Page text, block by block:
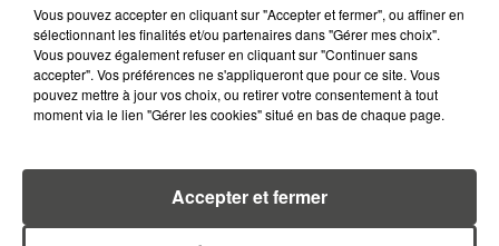
TITOUAN GUIBERT
Vous pouvez accepter en cliquant sur "Accepter et fermer", ou affiner en
sélectionnant les finalités et/ou partenaires dans "Gérer mes choix".
Vous pouvez également refuser en cliquant sur "Continuer sans
accepter". Vos préférences ne s'appliqueront que pour ce site. Vous
pouvez mettre à jour vos choix, ou retirer votre consentement à tout
moment via le lien "Gérer les cookies" situé en bas de chaque page.
Accepter et fermer